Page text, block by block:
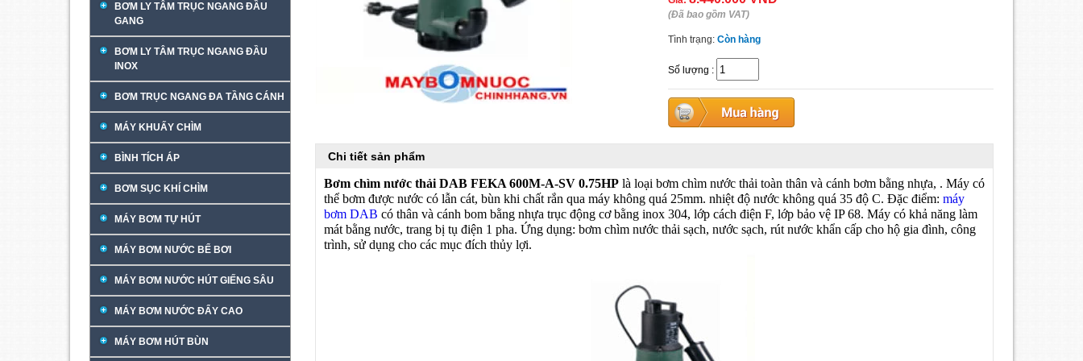
BƠM LY TÂM TRỤC NGANG ĐẦU
GANG
BƠM LY TÂM TRỤC NGANG ĐẦU
INOX
BƠM TRỤC NGANG ĐA TẦNG CÁNH
MÁY KHUẤY CHÌM
BÌNH TÍCH ÁP
BƠM SỤC KHÍ CHÌM
MÁY BƠM TỰ HÚT
MÁY BƠM NƯỚC BỂ BƠI
MÁY BƠM NƯỚC HÚT GIẾNG SÂU
MÁY BƠM NƯỚC ĐẨY CAO
MÁY BƠM HÚT BÙN
(Đã bao gồm VAT)
Tình trạng: Còn hàng
Số lượng :
Chi tiết sản phẩm
Bơm chìm nước thải DAB FEKA 600M-A-SV 0.75HP là loại bơm chìm nước thải toàn thân và cánh bơm bằng nhựa, . Máy có
thể bơm được nước có lẫn cát, bùn khi chất rắn qua máy không quá 25mm. nhiệt độ nước không quá 35 độ C. Đặc điểm: máy
bơm DAB có thân và cánh bom bằng nhựa trục động cơ bằng inox 304, lớp cách điện F, lớp bảo vệ IP 68. Máy có khả năng làm
mát bằng nước, trang bị tụ điện 1 pha. Ứng dụng: bơm chìm nước thải sạch, nước sạch, rút nước khẩn cấp cho hộ gia đình, công
trình, sử dụng cho các mục đích thủy lợi.